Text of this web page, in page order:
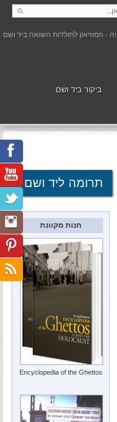
ביקור ביד ושם
תרומה ליד ושם
חנות מקוונת
Encyclopedia of the Ghettos